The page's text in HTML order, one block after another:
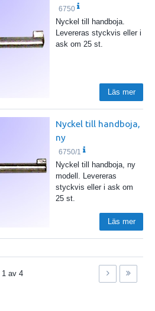
6750
Nyckel till handboja.
Levereras styckvis eller i
ask om 25 st.
Läs mer
Nyckel till handboja,
ny
6750/1
Nyckel till handboja, ny
modell. Levereras
styckvis eller i ask om
25 st.
Läs mer
1 av 4